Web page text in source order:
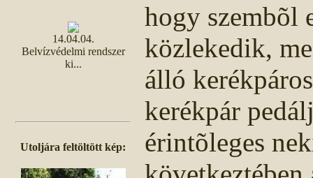
14.04.04.
Belvízvédelmi rendszer
ki...
Utoljára feltöltött kép:
hogy szembõl
közlekedik,
álló
kerékpár
érintõleges